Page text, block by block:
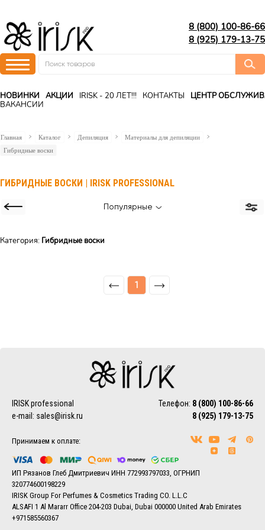
8 (800) 100-86-66
8 (925) 179-13-75
НОВИНКИ АКЦИИ IRISK - 20 ЛЕТ!!! КОНТАКТЫ
ЦЕНТР
ВАКАНСИИ
Главная Каталог Депиляция
Материалы для депиляции
Гибридные воски
ГИБРИДНЫЕ ВОСКИ | IRISK PROFESSIONAL
Популярные
Категория: Гибридные воски
1
IRISK professional Телефон: 8 (800) 100-86-66
8 (925) 179-13-75
e-mail: sales@irisk.ru
Принимаем к оплате:
ИП Рязанов Глеб Дмитриевич ИНН 772993797033, ОГРНИП
320774600198229
IRISK Group For Perfumes & Cosmetics Trading CO. L.L.C
ALSAFI 1 Al Mararr Office 204-203 Dubai, Dubai 000000 United Arab Emirates
+971585560367